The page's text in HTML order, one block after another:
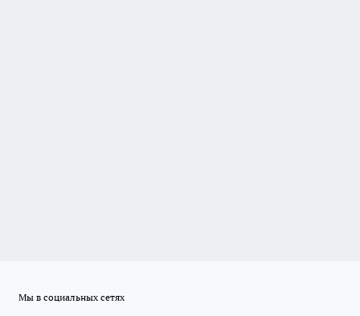
Мы в социальных сетях